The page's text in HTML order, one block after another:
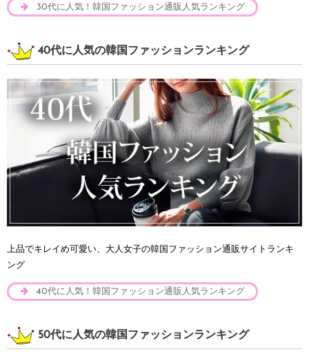
30代に人気！韓国ファッション通販人気ランキング
40代に人気の韓国ファッションランキング
上品でキレイめ可愛い、大人女子の韓国ファッション通販サイトランキ
ング
40代に人気！韓国ファッション通販人気ランキング
50代に人気の韓国ファッションランキング